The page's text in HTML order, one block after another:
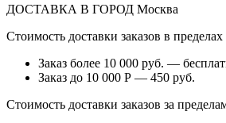
ДОСТАВКА В ГОРОД Москва
Стоимость доставки заказов в
Заказ более 10 000 руб. —
Заказ до 10 000 Р — 450 руб.
Стоимость доставки заказов за